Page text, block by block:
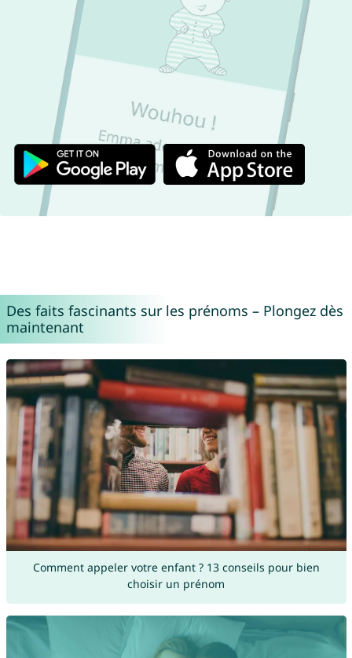
Des faits fascinants sur les prénoms – Plongez dès
maintenant
Comment appeler votre enfant ? 13 conseils pour bien
choisir un prénom